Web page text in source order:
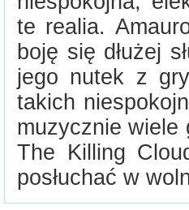
te realia.
boję się dłużej
jego nutek z
takich
muzycznie wiele
The Killing
posłuchać w